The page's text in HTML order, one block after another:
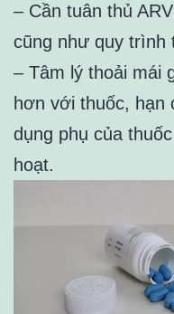
– Cần tuân thủ
cũng như quy trình
– Tâm lý thoải mái
hơn với thuốc, hạn
dụng phụ của
hoạt.